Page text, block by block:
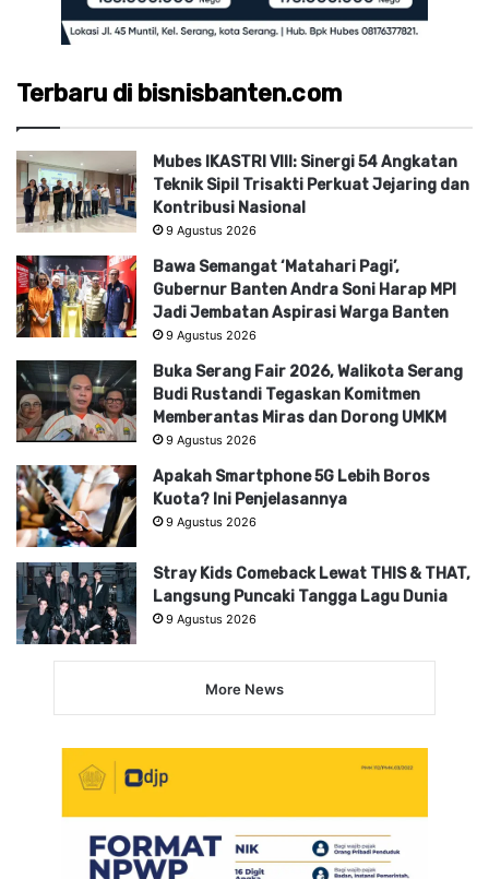
Terbaru di bisnisbanten.com
Mubes IKASTRI VIII: Sinergi 54 Angkatan
Teknik Sipil Trisakti Perkuat Jejaring dan
Kontribusi Nasional
9 Agustus 2026
Bawa Semangat ‘Matahari Pagi’,
Gubernur Banten Andra Soni Harap MPI
Jadi Jembatan Aspirasi Warga Banten
9 Agustus 2026
Buka Serang Fair 2026, Walikota Serang
Budi Rustandi Tegaskan Komitmen
Memberantas Miras dan Dorong UMKM
9 Agustus 2026
Apakah Smartphone 5G Lebih Boros
Kuota? Ini Penjelasannya
9 Agustus 2026
Stray Kids Comeback Lewat THIS & THAT,
Langsung Puncaki Tangga Lagu Dunia
9 Agustus 2026
More News